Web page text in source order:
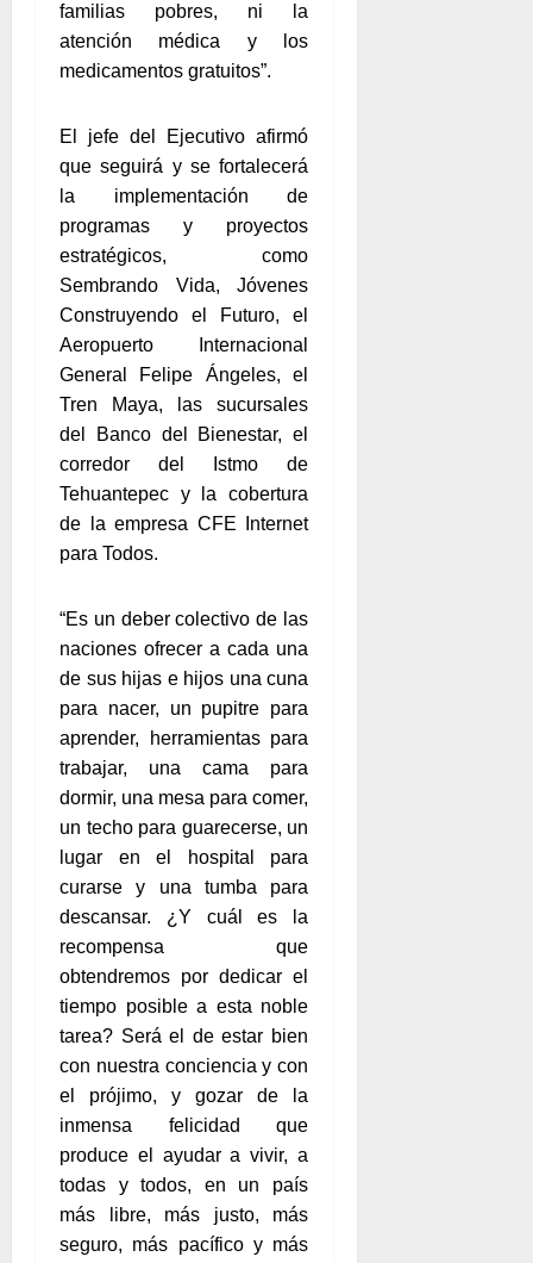
familias pobres, ni la
atención médica y los
medicamentos gratuitos”.
El jefe del Ejecutivo afirmó
que seguirá y se fortalecerá
la implementación de
programas y proyectos
estratégicos, como
Sembrando Vida, Jóvenes
Construyendo el Futuro, el
Aeropuerto Internacional
General Felipe Ángeles, el
Tren Maya, las sucursales
del Banco del Bienestar, el
corredor del Istmo de
Tehuantepec y la cobertura
de la empresa CFE Internet
para Todos.
“Es un deber colectivo de las
naciones ofrecer a cada una
de sus hijas e hijos una cuna
para nacer, un pupitre para
aprender, herramientas para
trabajar, una cama para
dormir, una mesa para comer,
un techo para guarecerse, un
lugar en el hospital para
curarse y una tumba para
descansar. ¿Y cuál es la
recompensa que
obtendremos por dedicar el
tiempo posible a esta noble
tarea? Será el de estar bien
con nuestra conciencia y con
el prójimo, y gozar de la
inmensa felicidad que
produce el ayudar a vivir, a
todas y todos, en un país
más libre, más justo, más
seguro, más pacífico y más